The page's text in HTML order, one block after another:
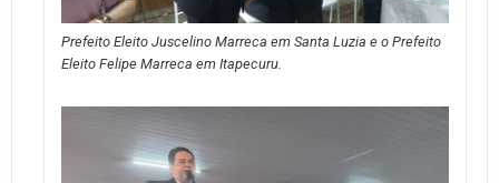
Prefeito Eleito Juscelino Marreca em Santa Luzia e o Prefeito
Eleito Felipe Marreca em Itapecuru.